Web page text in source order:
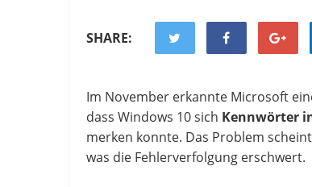
SHARE:
Im November erkannte Microsoft
dass Windows 10 sich Kennwörter
merken konnte. Das Problem
was die Fehlerverfolgung erschwert.